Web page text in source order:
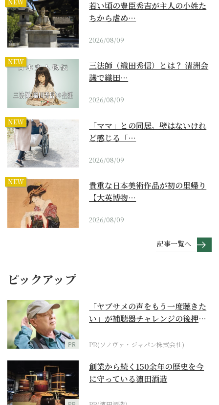
若い頃の豊臣秀吉が主人の小姓た
ちから虐め…
2026/08/09
NEW
三法師（織田秀信）とは？ 清洲会
議で織田…
2026/08/09
NEW
「ママ」との同居。壁はないけれ
ど感じる「…
2026/08/09
NEW
貴重な日本美術作品が初の里帰り
【大英博物…
2026/08/09
記事一覧へ
ピックアップ
PR
「ヤブサメの声をもう一度聴きた
い」が補聴器チャレンジの後押し
PR(ソノヴァ・ジャパン株式会社)
創業から続く150余年の歴史を今
に守っている濵田酒造